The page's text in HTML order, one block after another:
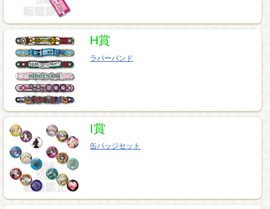
H賞
ラバーバンド
I賞
缶バッジセット